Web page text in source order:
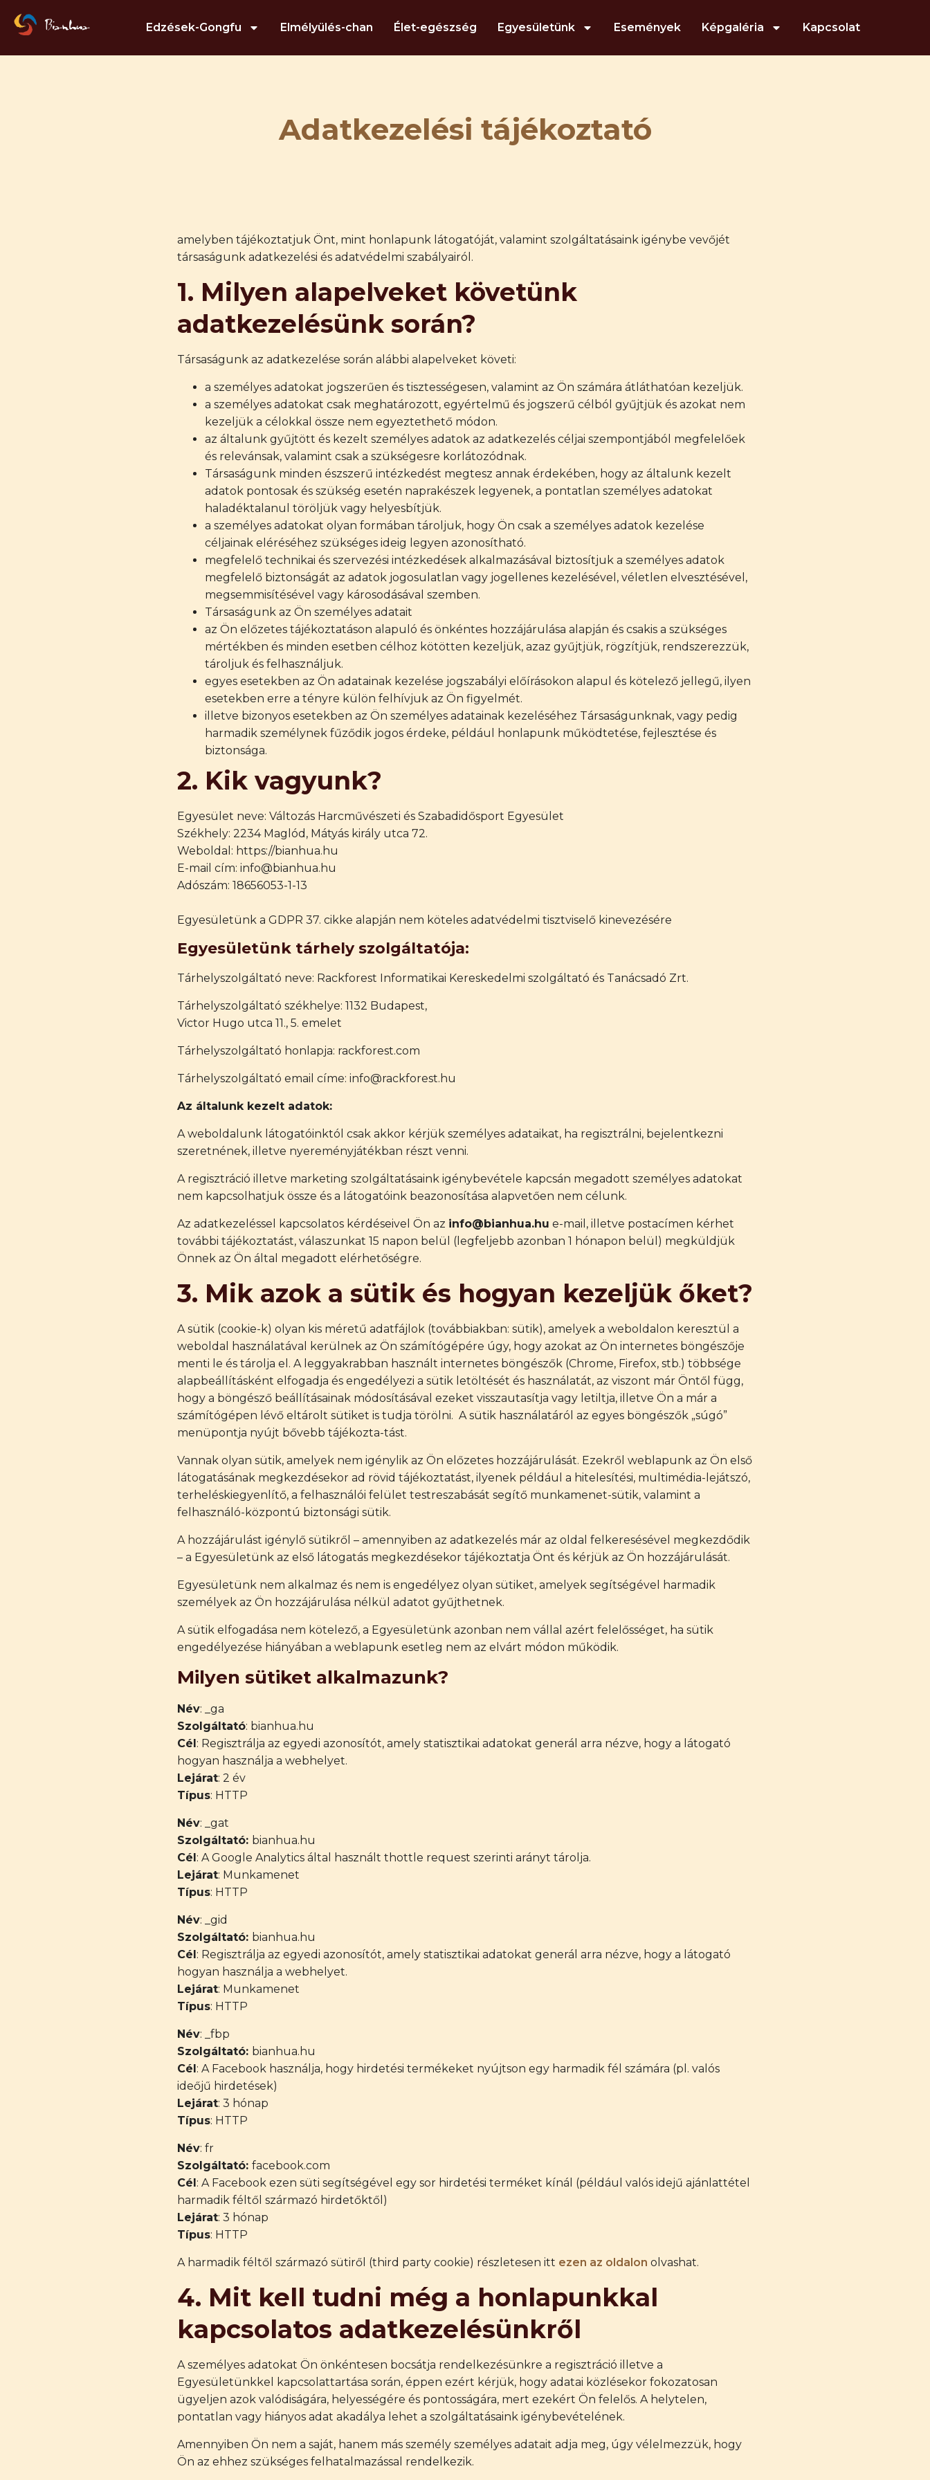
Edzések-Gongfu Elmélyülés-chan Élet-egészség Egyesületünk Események Képgaléria Kapcsolat
Adatkezelési tájékoztató
amelyben tájékoztatjuk Önt, mint honlapunk látogatóját, valamint szolgáltatásaink igénybe vevőjét
társaságunk adatkezelési és adatvédelmi szabályairól.
1. Milyen alapelveket követünk
adatkezelésünk során?
Társaságunk az adatkezelése során alábbi alapelveket követi:
a személyes adatokat jogszerűen és tisztességesen, valamint az Ön számára átláthatóan kezeljük.
a személyes adatokat csak meghatározott, egyértelmű és jogszerű célból gyűjtjük és azokat nem
kezeljük a célokkal össze nem egyeztethető módon.
az általunk gyűjtött és kezelt személyes adatok az adatkezelés céljai szempontjából megfelelőek
és relevánsak, valamint csak a szükségesre korlátozódnak.
Társaságunk minden észszerű intézkedést megtesz annak érdekében, hogy az általunk kezelt
adatok pontosak és szükség esetén naprakészek legyenek, a pontatlan személyes adatokat
haladéktalanul töröljük vagy helyesbítjük.
a személyes adatokat olyan formában tároljuk, hogy Ön csak a személyes adatok kezelése
céljainak eléréséhez szükséges ideig legyen azonosítható.
megfelelő technikai és szervezési intézkedések alkalmazásával biztosítjuk a személyes adatok
megfelelő biztonságát az adatok jogosulatlan vagy jogellenes kezelésével, véletlen elvesztésével,
megsemmisítésével vagy károsodásával szemben.
Társaságunk az Ön személyes adatait
az Ön előzetes tájékoztatáson alapuló és önkéntes hozzájárulása alapján és csakis a szükséges
mértékben és minden esetben célhoz kötötten kezeljük, azaz gyűjtjük, rögzítjük, rendszerezzük,
tároljuk és felhasználjuk.
egyes esetekben az Ön adatainak kezelése jogszabályi előírásokon alapul és kötelező jellegű, ilyen
esetekben erre a tényre külön felhívjuk az Ön figyelmét.
illetve bizonyos esetekben az Ön személyes adatainak kezeléséhez Társaságunknak, vagy pedig
harmadik személynek fűződik jogos érdeke, például honlapunk működtetése, fejlesztése és
biztonsága.
2. Kik vagyunk?
Egyesület neve: Változás Harcművészeti és Szabadidősport Egyesület
Székhely: 2234 Maglód, Mátyás király utca 72.
Weboldal: https://bianhua.hu
E-mail cím: info@bianhua.hu
Adószám: 18656053-1-13
Egyesületünk a GDPR 37. cikke alapján nem köteles adatvédelmi tisztviselő kinevezésére
Egyesületünk tárhely szolgáltatója:
Tárhelyszolgáltató neve: Rackforest Informatikai Kereskedelmi szolgáltató és Tanácsadó Zrt.
Tárhelyszolgáltató székhelye: 1132 Budapest,
Victor Hugo utca 11., 5. emelet
Tárhelyszolgáltató honlapja: rackforest.com
Tárhelyszolgáltató email címe: info@rackforest.hu
Az általunk kezelt adatok:
A weboldalunk látogatóinktól csak akkor kérjük személyes adataikat, ha regisztrálni, bejelentkezni
szeretnének, illetve nyereményjátékban részt venni.
A regisztráció illetve marketing szolgáltatásaink igénybevétele kapcsán megadott személyes adatokat
nem kapcsolhatjuk össze és a látogatóink beazonosítása alapvetően nem célunk.
Az adatkezeléssel kapcsolatos kérdéseivel Ön az info@bianhua.hu e-mail, illetve postacímen kérhet
további tájékoztatást, válaszunkat 15 napon belül (legfeljebb azonban 1 hónapon belül) megküldjük
Önnek az Ön által megadott elérhetőségre.
3. Mik azok a sütik és hogyan kezeljük őket?
A sütik (cookie-k) olyan kis méretű adatfájlok (továbbiakban: sütik), amelyek a weboldalon keresztül a
weboldal használatával kerülnek az Ön számítógépére úgy, hogy azokat az Ön internetes böngészője
menti le és tárolja el. A leggyakrabban használt internetes böngészők (Chrome, Firefox, stb.) többsége
alapbeállításként elfogadja és engedélyezi a sütik letöltését és használatát, az viszont már Öntől függ,
hogy a böngésző beállításainak módosításával ezeket visszautasítja vagy letiltja, illetve Ön a már a
számítógépen lévő eltárolt sütiket is tudja törölni. A sütik használatáról az egyes böngészők „súgó”
menüpontja nyújt bővebb tájékozta-tást.
Vannak olyan sütik, amelyek nem igénylik az Ön előzetes hozzájárulását. Ezekről weblapunk az Ön első
látogatásának megkezdésekor ad rövid tájékoztatást, ilyenek például a hitelesítési, multimédia-lejátszó,
terheléskiegyenlítő, a felhasználói felület testreszabását segítő munkamenet-sütik, valamint a
felhasználó-központú biztonsági sütik.
A hozzájárulást igénylő sütikről – amennyiben az adatkezelés már az oldal felkeresésével megkezdődik
– a Egyesületünk az első látogatás megkezdésekor tájékoztatja Önt és kérjük az Ön hozzájárulását.
Egyesületünk nem alkalmaz és nem is engedélyez olyan sütiket, amelyek segítségével harmadik
személyek az Ön hozzájárulása nélkül adatot gyűjthetnek.
A sütik elfogadása nem kötelező, a Egyesületünk azonban nem vállal azért felelősséget, ha sütik
engedélyezése hiányában a weblapunk esetleg nem az elvárt módon működik.
Milyen sütiket alkalmazunk?
Név: _ga
Szolgáltató: bianhua.hu
Cél: Regisztrálja az egyedi azonosítót, amely statisztikai adatokat generál arra nézve, hogy a látogató
hogyan használja a webhelyet.
Lejárat: 2 év
Típus: HTTP
Név: _gat
Szolgáltató: bianhua.hu
Cél: A Google Analytics által használt thottle request szerinti arányt tárolja.
Lejárat: Munkamenet
Típus: HTTP
Név: _gid
Szolgáltató: bianhua.hu
Cél: Regisztrálja az egyedi azonosítót, amely statisztikai adatokat generál arra nézve, hogy a látogató
hogyan használja a webhelyet.
Lejárat: Munkamenet
Típus: HTTP
Név: _fbp
Szolgáltató: bianhua.hu
Cél: A Facebook használja, hogy hirdetési termékeket nyújtson egy harmadik fél számára (pl. valós
ideőjű hirdetések)
Lejárat: 3 hónap
Típus: HTTP
Név: fr
Szolgáltató: facebook.com
Cél: A Facebook ezen süti segítségével egy sor hirdetési terméket kínál (például valós idejű ajánlattétel
harmadik féltől származó hirdetőktől)
Lejárat: 3 hónap
Típus: HTTP
A harmadik féltől származó sütiről (third party cookie) részletesen itt ezen az oldalon olvashat.
4. Mit kell tudni még a honlapunkkal
kapcsolatos adatkezelésünkről
A személyes adatokat Ön önkéntesen bocsátja rendelkezésünkre a regisztráció illetve a
Egyesületünkkel kapcsolattartása során, éppen ezért kérjük, hogy adatai közlésekor fokozatosan
ügyeljen azok valódiságára, helyességére és pontosságára, mert ezekért Ön felelős. A helytelen,
pontatlan vagy hiányos adat akadálya lehet a szolgáltatásaink igénybevételének.
Amennyiben Ön nem a saját, hanem más személy személyes adatait adja meg, úgy vélelmezzük, hogy
Ön az ehhez szükséges felhatalmazással rendelkezik.